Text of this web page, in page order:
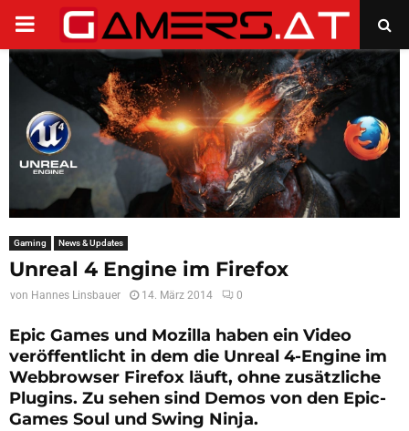
PRIMARY
MENU
Gaming News & Updates
Unreal 4 Engine im Firefox
von Hannes Linsbauer 14. März 2014 0
Epic Games und Mozilla haben ein Video
veröffentlicht in dem die Unreal 4-Engine im
Webbrowser Firefox läuft, ohne zusätzliche
Plugins. Zu sehen sind Demos von den Epic-
Games Soul und Swing Ninja.